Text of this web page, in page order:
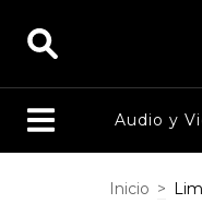
Audio y
Inicio >